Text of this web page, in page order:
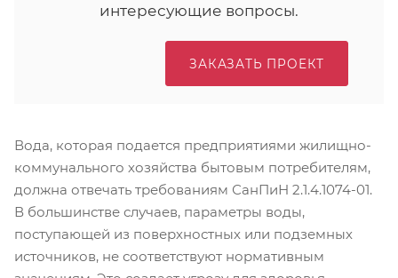
интересующие вопросы.
ЗАКАЗАТЬ ПРОЕКТ
Вода, которая подается предприятиями жилищно-
коммунального хозяйства бытовым потребителям,
должна отвечать требованиям СанПиН 2.1.4.1074-01.
В большинстве случаев, параметры воды,
поступающей из поверхностных или подземных
источников, не соответствуют нормативным